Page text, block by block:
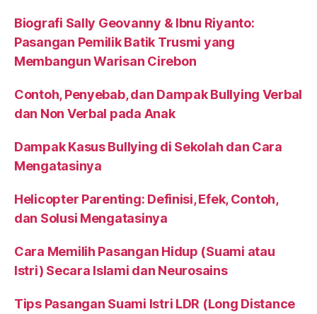
Biografi Sally Geovanny & Ibnu Riyanto:
Pasangan Pemilik Batik Trusmi yang
Membangun Warisan Cirebon
Contoh, Penyebab, dan Dampak Bullying Verbal
dan Non Verbal pada Anak
Dampak Kasus Bullying di Sekolah dan Cara
Mengatasinya
Helicopter Parenting: Definisi, Efek, Contoh,
dan Solusi Mengatasinya
Cara Memilih Pasangan Hidup (Suami atau
Istri) Secara Islami dan Neurosains
Tips Pasangan Suami Istri LDR (Long Distance